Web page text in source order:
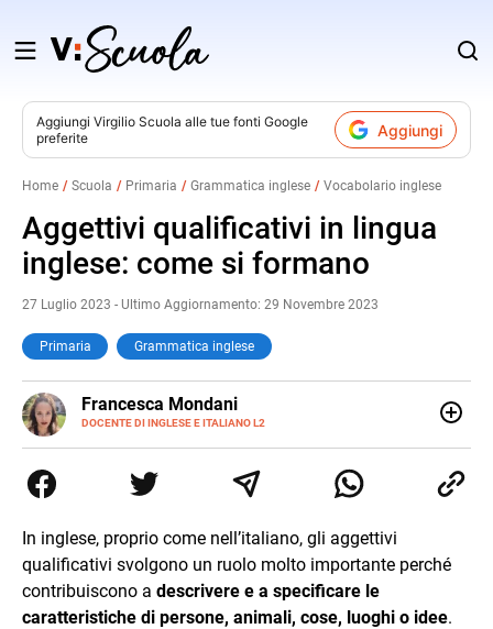
Salta
contenuto
Aggiungi Virgilio Scuola alle tue fonti Google
preferite
Aggiungi
Home Scuola Primaria Grammatica inglese Vocabolario inglese
Aggettivi qualificativi in lingua
inglese: come si formano
27 Luglio 2023 - Ultimo Aggiornamento: 29 Novembre 2023
Primaria Grammatica inglese
Francesca Mondani
DOCENTE DI INGLESE E ITALIANO L2
LINKEDIN
INSTAGRAM
secondaria di secondo grado. Mi occupo inoltre di
traduzioni, SEO Onsite e contenuti per il web. Amo i saggi
della sintesi.
In inglese, proprio come nell’italiano, gli aggettivi
qualificativi svolgono un ruolo molto importante perché
contribuiscono a descrivere e a specificare le
caratteristiche di persone, animali, cose, luoghi o idee.